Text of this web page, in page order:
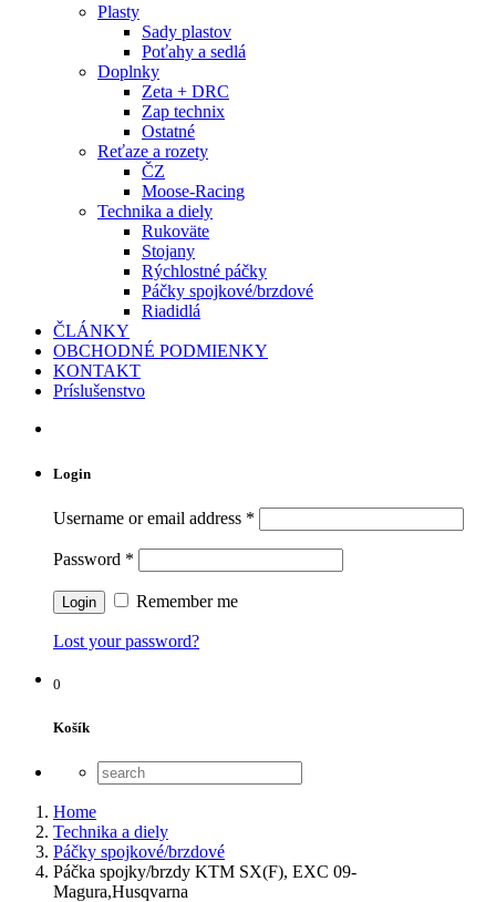
Plasty
Sady plastov
Poťahy a sedlá
Doplnky
Zeta + DRC
Zap technix
Ostatné
Reťaze a rozety
ČZ
Moose-Racing
Technika a diely
Rukoväte
Stojany
Rýchlostné páčky
Páčky spojkové/brzdové
Riadidlá
ČLÁNKY
OBCHODNÉ PODMIENKY
KONTAKT
Príslušenstvo
Login
Username or email address *
Password *
Remember me
Lost your password?
0
Košík
Home
Technika a diely
Páčky spojkové/brzdové
Páčka spojky/brzdy KTM SX(F), EXC 09-
Magura,Husqvarna